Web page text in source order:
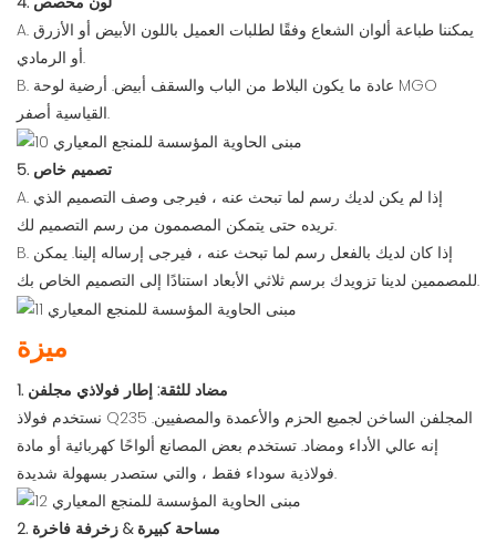
A. يمكننا طباعة ألوان الشعاع وفقًا لطلبات العميل باللون الأبيض أو الأزرق
أو الرمادي.
B. عادة ما يكون البلاط من الباب والسقف أبيض. أرضية لوحة MGO
القياسية أصفر.
5. تصميم خاص
A. إذا لم يكن لديك رسم لما تبحث عنه ، فيرجى وصف التصميم الذي
تريده حتى يتمكن المصممون من رسم التصميم لك.
B. إذا كان لديك بالفعل رسم لما تبحث عنه ، فيرجى إرساله إلينا. يمكن
للمصممين لدينا تزويدك برسم ثلاثي الأبعاد استنادًا إلى التصميم الخاص بك.
ميزة
1. مضاد للثقة: إطار فولاذي مجلفن
نستخدم فولاذ Q235 المجلفن الساخن لجميع الحزم والأعمدة والمصفيين.
إنه عالي الأداء ومضاد. تستخدم بعض المصانع ألواحًا كهربائية أو مادة
فولاذية سوداء فقط ، والتي ستصدر بسهولة شديدة.
2. مساحة كبيرة & زخرفة فاخرة